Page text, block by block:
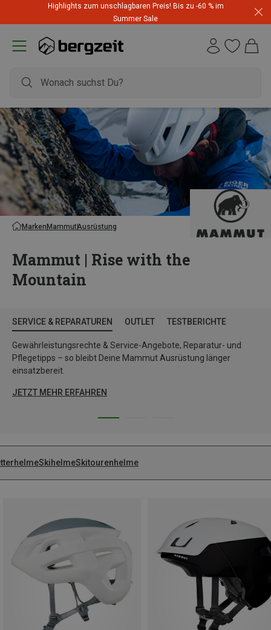
Highlights zum unschlagbaren Preis! Bis zu -60 % im
Summer Sale
MarkenMammutAusrüstung
Mammut | Rise with the
Mountain
SERVICE & REPARATUREN OUTLET TESTBERICHTE
Gewährleistungsrechte & Service-Angebote, Reparatur- und
Pflegetipps – so bleibt Deine Mammut Ausrüstung länger
einsatzbereit.
JETZT MEHR ERFAHREN
SkihelmeSkitourenhelme